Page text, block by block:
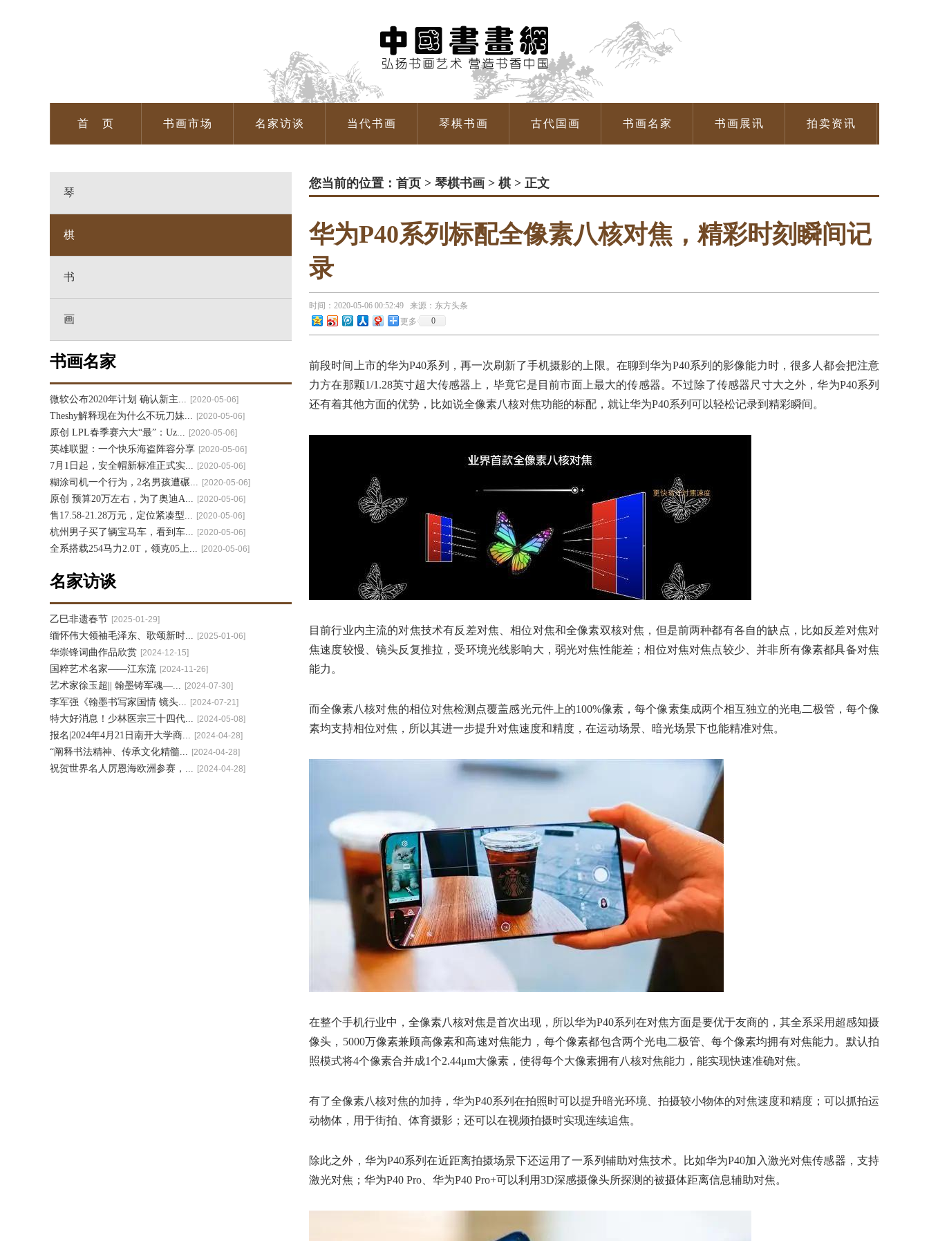
首 页 书画市场 名家访谈 当代书画 琴棋书画 古代国画 书画名家 书画展讯 拍卖资讯
琴
棋
书
画
书画名家
微软公布2020年计划 确认新主... [2020-05-06]
Theshy解释现在为什么不玩刀妹... [2020-05-06]
原创 LPL春季赛六大“最”：Uz... [2020-05-06]
英雄联盟：一个快乐海盗阵容分享 [2020-05-06]
7月1日起，安全帽新标准正式实... [2020-05-06]
糊涂司机一个行为，2名男孩遭碾... [2020-05-06]
原创 预算20万左右，为了奥迪A... [2020-05-06]
售17.58-21.28万元，定位紧凑型... [2020-05-06]
杭州男子买了辆宝马车，看到车... [2020-05-06]
全系搭载254马力2.0T，领克05上... [2020-05-06]
名家访谈
乙巳非遗春节 [2025-01-29]
缅怀伟大领袖毛泽东、歌颂新时... [2025-01-06]
华崇锋词曲作品欣赏 [2024-12-15]
国粹艺术名家——江东流 [2024-11-26]
艺术家徐玉超|| 翰墨铸军魂—... [2024-07-30]
李军强《翰墨书写家国情 镜头... [2024-07-21]
特大好消息！少林医宗三十四代... [2024-05-08]
报名|2024年4月21日南开大学商... [2024-04-28]
“阐释书法精神、传承文化精髓... [2024-04-28]
祝贺世界名人厉恩海欧洲参赛，... [2024-04-28]
您当前的位置： 首页 > 琴棋书画 > 棋> 正文
华为P40系列标配全像素八核对焦，精彩时刻瞬间记
录
时间：2020-05-06 00:52:49 来源：东方头条
更多
0
前段时间上市的华为P40系列，再一次刷新了手机摄影的上限。在聊到华为P40系列的影像能力时，很多人都会把注意
力方在那颗1/1.28英寸超大传感器上，毕竟它是目前市面上最大的传感器。不过除了传感器尺寸大之外，华为P40系列
还有着其他方面的优势，比如说全像素八核对焦功能的标配，就让华为P40系列可以轻松记录到精彩瞬间。
目前行业内主流的对焦技术有反差对焦、相位对焦和全像素双核对焦，但是前两种都有各自的缺点，比如反差对焦对
焦速度较慢、镜头反复推拉，受环境光线影响大，弱光对焦性能差；相位对焦对焦点较少、并非所有像素都具备对焦
能力。
而全像素八核对焦的相位对焦检测点覆盖感光元件上的100%像素，每个像素集成两个相互独立的光电二极管，每个像
素均支持相位对焦，所以其进一步提升对焦速度和精度，在运动场景、暗光场景下也能精准对焦。
在整个手机行业中，全像素八核对焦是首次出现，所以华为P40系列在对焦方面是要优于友商的，其全系采用超感知摄
像头，5000万像素兼顾高像素和高速对焦能力，每个像素都包含两个光电二极管、每个像素均拥有对焦能力。默认拍
照模式将4个像素合并成1个2.44μm大像素，使得每个大像素拥有八核对焦能力，能实现快速准确对焦。
有了全像素八核对焦的加持，华为P40系列在拍照时可以提升暗光环境、拍摄较小物体的对焦速度和精度；可以抓拍运
动物体，用于街拍、体育摄影；还可以在视频拍摄时实现连续追焦。
除此之外，华为P40系列在近距离拍摄场景下还运用了一系列辅助对焦技术。比如华为P40加入激光对焦传感器，支持
激光对焦；华为P40 Pro、华为P40 Pro+可以利用3D深感摄像头所探测的被摄体距离信息辅助对焦。